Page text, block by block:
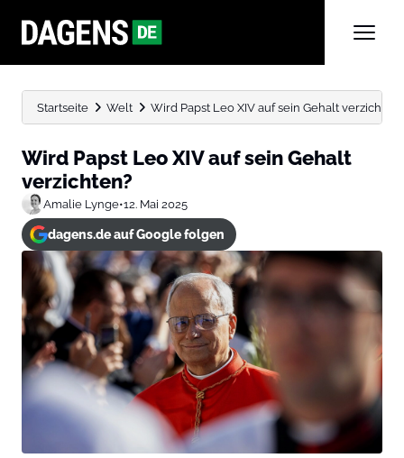
Startseite Welt Wird Papst Leo XIV auf sein Gehalt verzichten?
Wird Papst Leo XIV auf sein Gehalt
verzichten?
Amalie Lynge•12. Mai 2025
dagens.de auf Google folgen